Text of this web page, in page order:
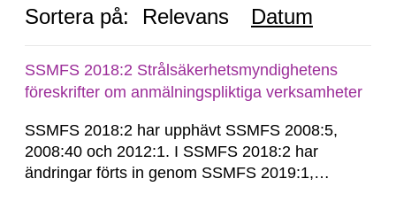
Sortera på: Relevans Datum
SSMFS 2018:2 Strålsäkerhetsmyndighetens
föreskrifter om anmälningspliktiga verksamheter
SSMFS 2018:2 har upphävt SSMFS 2008:5,
2008:40 och 2012:1. I SSMFS 2018:2 har
ändringar förts in genom SSMFS 2019:1,